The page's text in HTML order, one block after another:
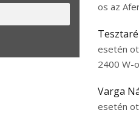
os az
esetén
2400 W-
Varga
esetén